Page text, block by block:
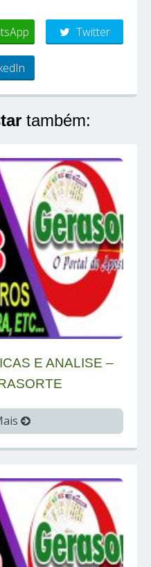
Twitter
também:
E ANALISE –